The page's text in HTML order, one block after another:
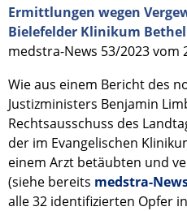
Ermittlungen wegen
Bielefelder Klinikum
medstra-News 53/2023 vom
Wie aus einem Bericht des
Justizministers Benjamin
Rechtsausschuss des
der im Evangelischen
einem Arzt betäubten und
(siehe bereits medstra-
alle 32 identifizierten Opfer